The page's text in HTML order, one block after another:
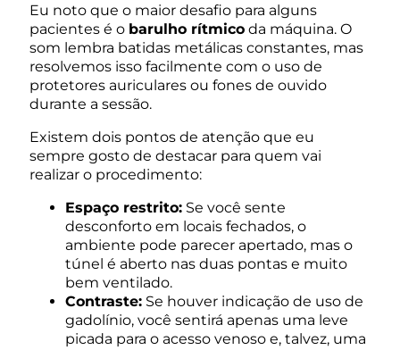
Eu noto que o maior desafio para alguns
pacientes é o barulho rítmico da máquina. O
som lembra batidas metálicas constantes, mas
resolvemos isso facilmente com o uso de
protetores auriculares ou fones de ouvido
durante a sessão.
Existem dois pontos de atenção que eu
sempre gosto de destacar para quem vai
realizar o procedimento:
Espaço restrito: Se você sente
desconforto em locais fechados, o
ambiente pode parecer apertado, mas o
túnel é aberto nas duas pontas e muito
bem ventilado.
Contraste: Se houver indicação de uso de
gadolínio, você sentirá apenas uma leve
picada para o acesso venoso e, talvez, uma